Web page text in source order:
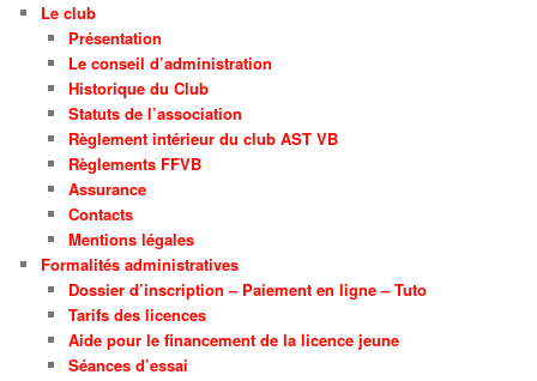
Le club
Présentation
Le conseil d’administration
Historique du Club
Statuts de l’association
Règlement intérieur du club AST VB
Règlements FFVB
Assurance
Contacts
Mentions légales
Formalités administratives
Dossier d’inscription – Paiement en ligne – Tuto
Tarifs des licences
Aide pour le financement de la licence jeune
Séances d’essai